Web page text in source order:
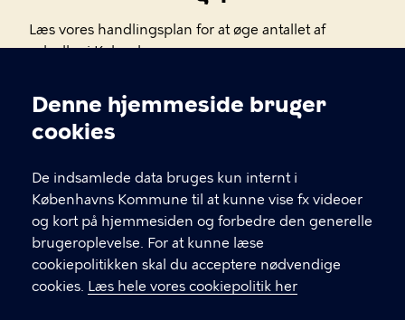
Cookieindstillinger
Denne hjemmeside bruger
cookies
De indsamlede data bruges kun internt i
Københavns Kommune til at kunne vise fx videoer
og kort på hjemmesiden og forbedre den generelle
brugeroplevelse. For at kunne læse
cookiepolitikken skal du acceptere nødvendige
cookies. Læs hele vores cookiepolitik her
Læs vores handlingsplan for at øge antallet af
solceller i København.
Læs solcellehandlingsplanen (www.kk.dk)